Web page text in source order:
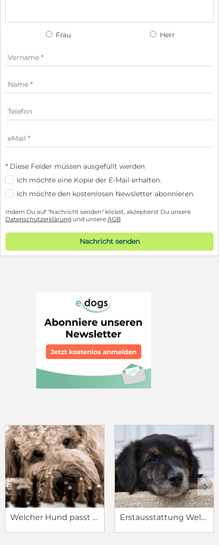
Frau Herr
* Diese Felder müssen ausgefüllt werden
Ich möchte eine Kopie der E-Mail erhalten.
Ich möchte den kostenlosen Newsletter abonnieren.
Indem Du auf "Nachricht senden" klickst, akzeptierst Du unsere
Datenschutzerklärung und unsere AGB
Nachricht senden
Welcher Hund passt zu mir? Erstausstattung Welpe
c d